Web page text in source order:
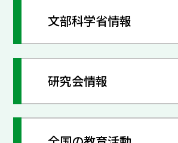
文部科学省情報
研究会情報